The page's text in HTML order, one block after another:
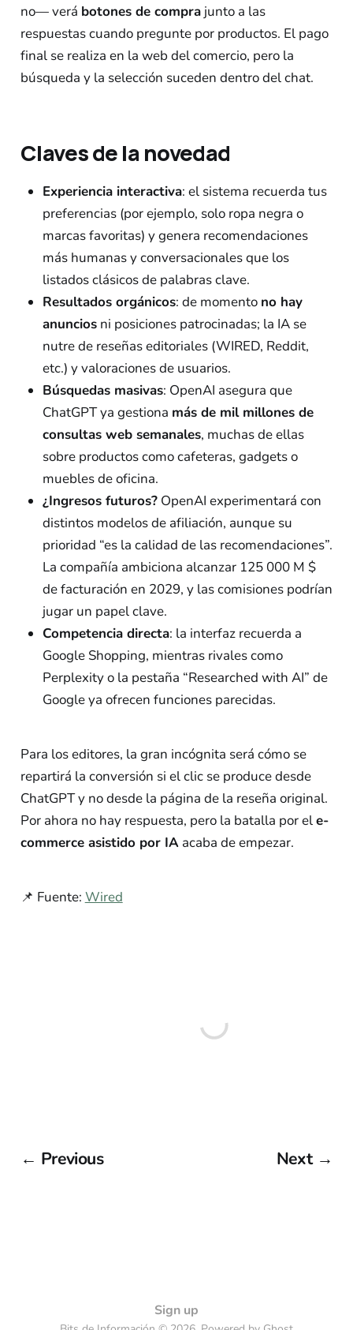
no— verá botones de comprajunto a las
respuestas cuando pregunte por productos. El pago
final se realiza en la web del comercio, pero la
búsqueda y la selección suceden dentro del chat.
Claves de la novedad
Experiencia interactiva: el sistema recuerda tus
preferencias (por ejemplo, solo ropa negra o
marcas favoritas) y genera recomendaciones
más humanas y conversacionales que los
listados clásicos de palabras clave.
Resultados orgánicos: de momento no hay
anunciosni posiciones patrocinadas; la IA se
nutre de reseñas editoriales (WIRED, Reddit,
etc.) y valoraciones de usuarios.
Búsquedas masivas: OpenAI asegura que
ChatGPT ya gestiona más de mil millones de
consultas web semanales, muchas de ellas
sobre productos como cafeteras, gadgets o
muebles de oficina.
¿Ingresos futuros?OpenAI experimentará con
distintos modelos de afiliación, aunque su
prioridad “es la calidad de las recomendaciones”.
La compañía ambiciona alcanzar 125 000 M $
de facturación en 2029, y las comisiones podrían
jugar un papel clave.
Competencia directa: la interfaz recuerda a
Google Shopping, mientras rivales como
Perplexity o la pestaña “Researched with AI” de
Google ya ofrecen funciones parecidas.
Para los editores, la gran incógnita será cómo se
repartirá la conversión si el clic se produce desde
ChatGPT y no desde la página de la reseña original.
Por ahora no hay respuesta, pero la batalla por ele-
commerce asistido por IAacaba de empezar.
📌 Fuente: Wired
← Previous Next →
Sign up